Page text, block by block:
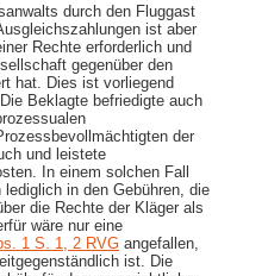
durch den Fluggast
ist aber
Rechte erforderlich und
gegenüber den
hat. Dies ist vorliegend
Beklagte befriedigte auch
der
und leistete
In einem solchen Fall
in den Gebühren, die
die Rechte der Kläger als
wäre nur eine
1 S. 1, 2 RVG angefallen,
ist. Die